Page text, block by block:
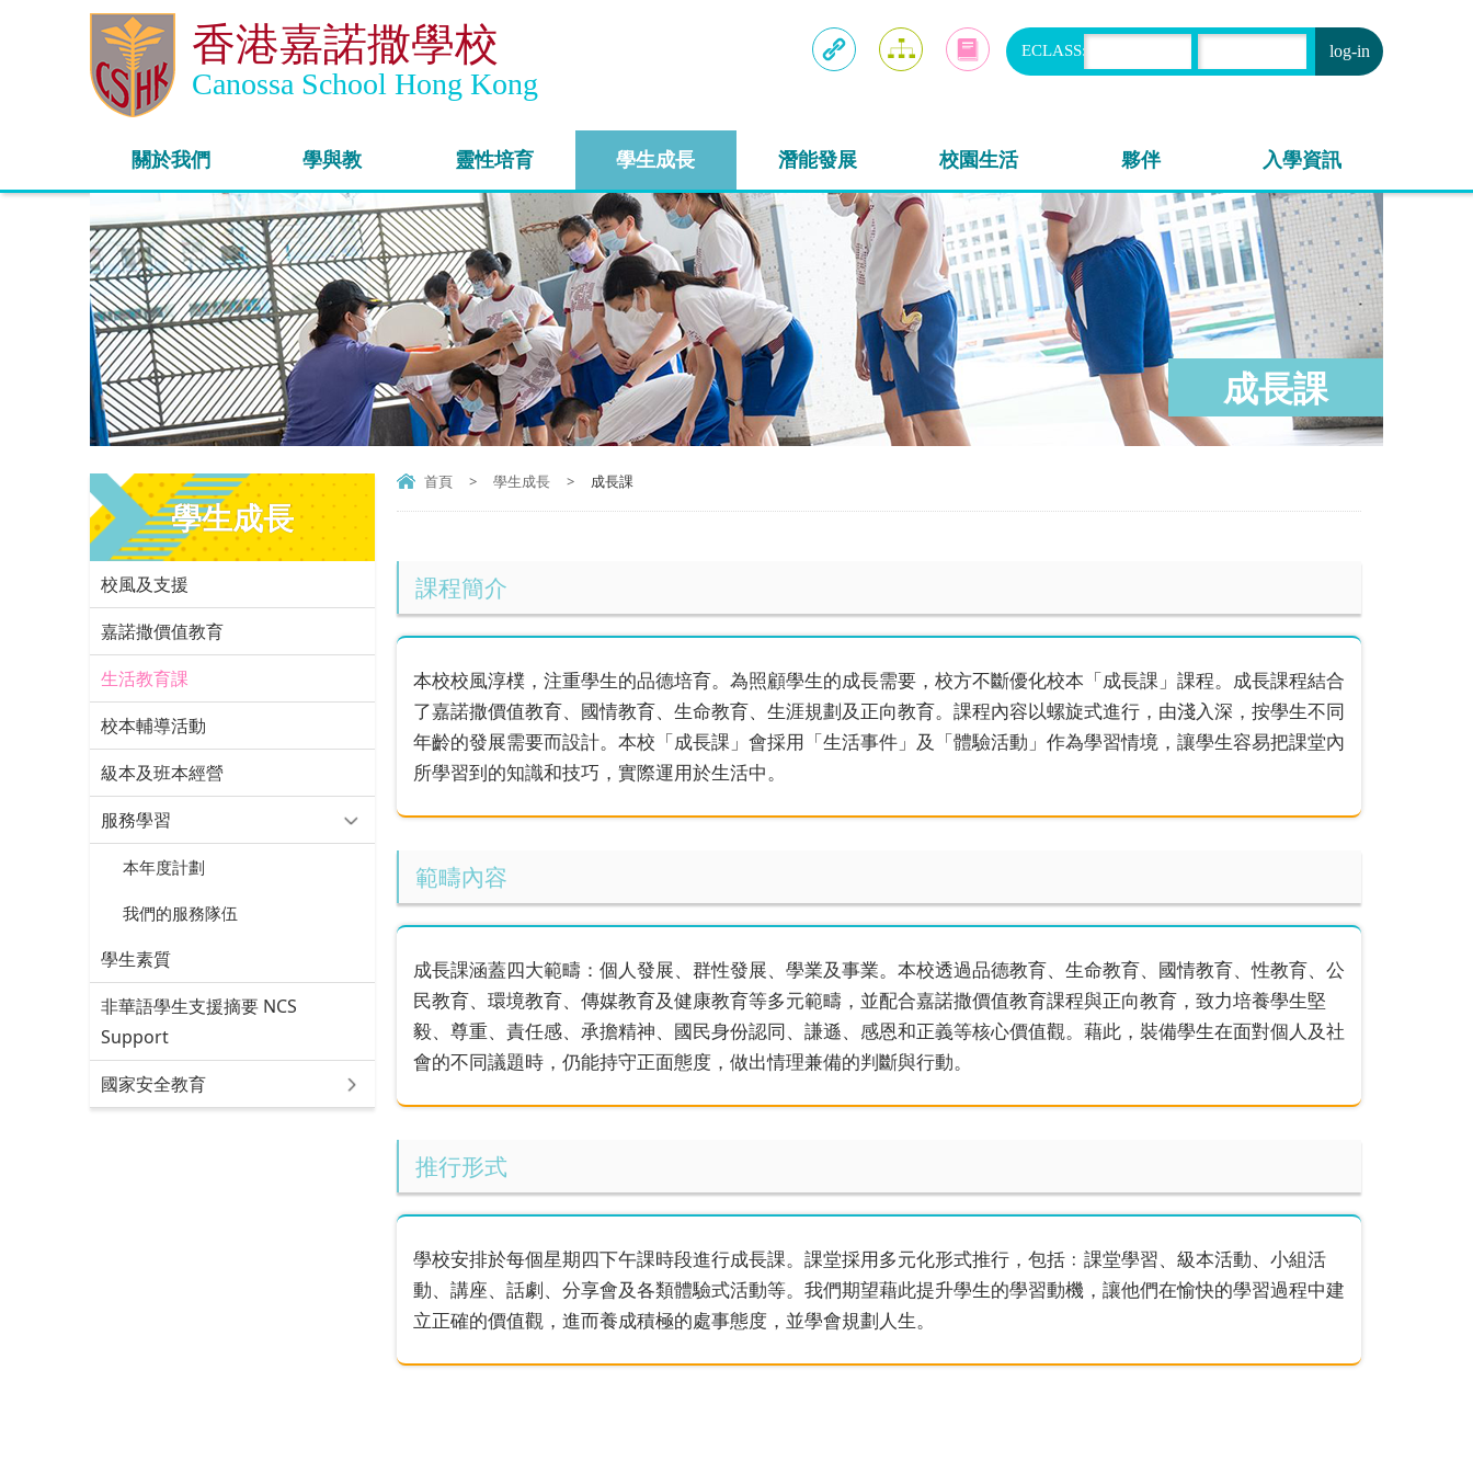
香港嘉諾撒學校
Canossa School Hong Kong
連結 入學申請
ECLASS:
關於我們 學與教 靈性培育 學生成長 潛能發展 校園生活 夥伴 入學資訊
成長課
首頁 > 學生成長 > 成長課
課程簡介
本校校風淳樸，注重學生的品德培育。為照顧學生的成長需要，校方不斷優化校本「成長課」課程。成長課程結合
了嘉諾撒價值教育、國情教育、生命教育、生涯規劃及正向教育。課程內容以螺旋式進行，由淺入深，按學生不同
年齡的發展需要而設計。本校「成長課」會採用「生活事件」及「體驗活動」作為學習情境，讓學生容易把課堂內
所學習到的知識和技巧，實際運用於生活中。
範疇內容
成長課涵蓋四大範疇：個人發展、群性發展、學業及事業。本校透過品德教育、生命教育、國情教育、性教育、公
民教育、環境教育、傳媒教育及健康教育等多元範疇，並配合嘉諾撒價值教育課程與正向教育，致力培養學生堅
毅、尊重、責任感、承擔精神、國民身份認同、謙遜、感恩和正義等核心價值觀。藉此，裝備學生在面對個人及社
會的不同議題時，仍能持守正面態度，做出情理兼備的判斷與行動。
推行形式
學校安排於每個星期四下午課時段進行成長課。課堂採用多元化形式推行，包括﹕課堂學習、級本活動、小組活
動、講座、話劇、分享會及各類體驗式活動等。我們期望藉此提升學生的學習動機，讓他們在愉快的學習過程中建
立正確的價值觀，進而養成積極的處事態度，並學會規劃人生。
學生成長
校風及支援
嘉諾撒價值教育
生活教育課
校本輔導活動
級本及班本經營
服務學習
本年度計劃
我們的服務隊伍
學生素質
非華語學生支援摘要 NCS
Support
國家安全教育